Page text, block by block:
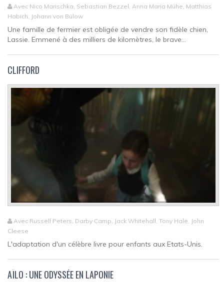
Avec Nico Marischka, Sebastian Bezzel, Anna Maria Mühe, Matthias
Habich, Johann von Bülow
Une famille de fermier est obligée de vendre son fidèle chien,
Lassie. Emmené à des milliers de kilomètres, le brave...
CLIFFORD
Avec Russell Peters, Darby Camp, Jack Whitehall, Tony Hale, John
Cleese
L'adaptation d'un célèbre livre pour enfants aux Etats-Unis.
AÏLO : UNE ODYSSÉE EN LAPONIE